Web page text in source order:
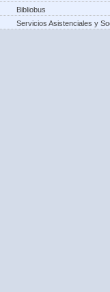
Bibliobus
Servicios Asistenciales y